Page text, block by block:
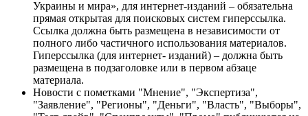
Украины и мира», для интернет-изданий – обязательна
прямая открытая для поисковых систем гиперссылка.
Ссылка должна быть размещена в независимости от
полного либо частичного использования материалов.
Гиперссылка (для интернет- изданий) – должна быть
размещена в подзаголовке или в первом абзаце
материала.
Новости с пометками "Мнение", "Экспертиза",
"Заявление", "Регионы", "Деньги", "Власть", "Выборы",